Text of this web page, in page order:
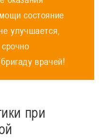
состояние
улучшается,
врачей!
при